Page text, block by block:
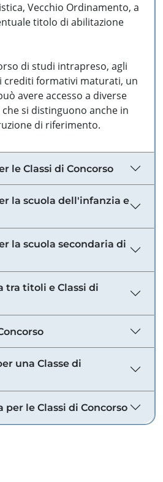
Vecchio Ordinamento, a
titolo di abilitazione
di studi intrapreso, agli
crediti formativi maturati, un
avere accesso a diverse
che si distinguono anche in
di riferimento.
le Classi di Concorso
la scuola dell'infanzia e
la scuola secondaria di
tra titoli e Classi di
una Classe di
per le Classi di Concorso